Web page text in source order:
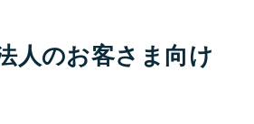
人のお客さま向け